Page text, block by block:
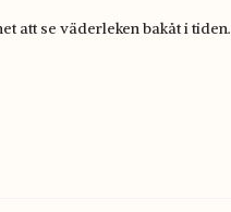
att se väderleken bakåt i tiden.